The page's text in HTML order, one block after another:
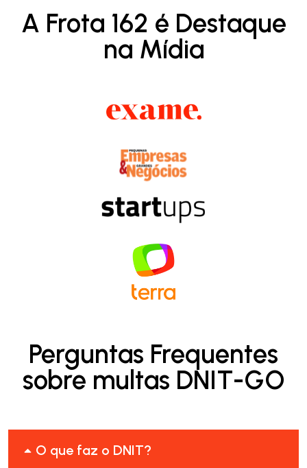
A Frota 162 é Destaque
na Mídia
Perguntas Frequentes
sobre multas DNIT-GO
O que faz o DNIT?